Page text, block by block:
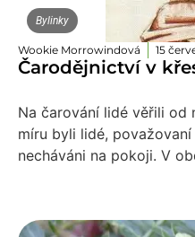
Bylinky
Wookie Morrowindová 15
Čarodějnictví v
Na čarování lidé věřili od
míru byli lidé,
necháváni na pokoji. V